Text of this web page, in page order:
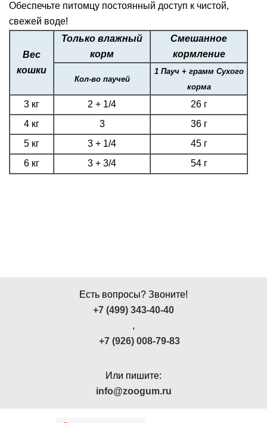
Обеспечьте питомцу постоянный доступ к чистой,
свежей воде!
Вес
кошки
Только влажный
корм
Смешанное
кормление
Кол-во паучей
1 Пауч + грамм Сухого
корма
3 кг 2 + 1/4
26 г
4 кг
3
36 г
5 кг
3 + 1/4
45 г
6 кг
3 + 3/4 54 г
Есть вопросы? Звоните!
+7 (499) 343-40-40
,
+7 (926) 008-79-83
Или пишите:
info@zoogum.ru